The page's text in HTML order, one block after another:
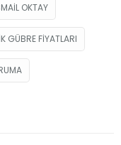
OKTAY
GÜBRE FIYATLARI